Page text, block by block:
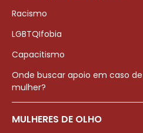
Racismo
LGBTQIfobia
Capacitismo
Onde buscar apoio em caso
mulher?
MULHERES DE OLHO